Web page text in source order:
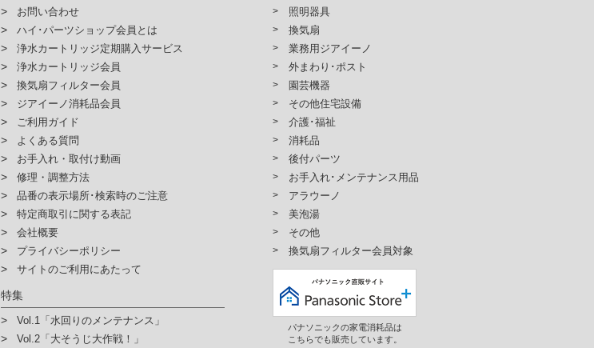
お問い合わせ
ハイ･パーツショップ会員とは
浄水カートリッジ定期購入サービス
浄水カートリッジ会員
換気扇フィルター会員
ジアイーノ消耗品会員
ご利用ガイド
よくある質問
お手入れ・取付け動画
修理・調整方法
品番の表示場所･検索時のご注意
特定商取引に関する表記
会社概要
プライバシーポリシー
サイトのご利用にあたって
特集
Vol.1「水回りのメンテナンス」
Vol.2「大そうじ大作戦！」
照明器具
換気扇
業務用ジアイーノ
外まわり･ポスト
園芸機器
その他住宅設備
介護･福祉
消耗品
後付パーツ
お手入れ･メンテナンス用品
アラウーノ
美泡湯
その他
換気扇フィルター会員対象
パナソニックの家電消耗品は
こちらでも販売しています。